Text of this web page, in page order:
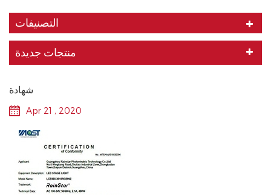
التصنيفات
منتجات جديدة
شهادة
Apr 21 , 2020